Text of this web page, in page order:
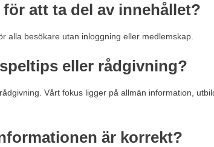
att ta del av innehållet?
alla besökare utan inloggning eller medlemskap.
eller rådgivning?
Vårt fokus ligger på allmän information,
är korrekt?